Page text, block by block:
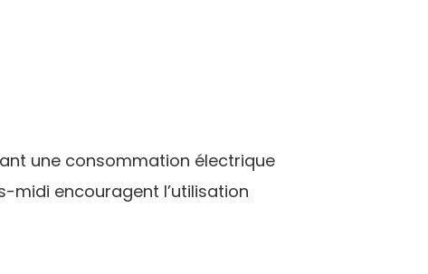
une consommation électrique
midi encouragent l’utilisation